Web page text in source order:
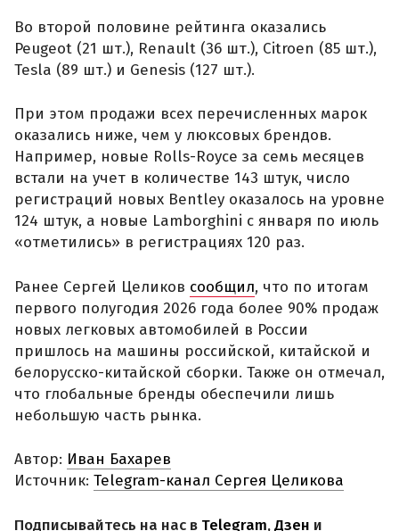
Во второй половине рейтинга оказались
Peugeot (21 шт.), Renault (36 шт.), Citroen (85 шт.),
Tesla (89 шт.) и Genesis (127 шт.).
При этом продажи всех перечисленных марок
оказались ниже, чем у люксовых брендов.
Например, новые Rolls-Royce за семь месяцев
встали на учет в количестве 143 штук, число
регистраций новых Bentley оказалось на уровне
124 штук, а новые Lamborghini с января по июль
«отметились» в регистрациях 120 раз.
Ранее Сергей Целиков сообщил, что по итогам
первого полугодия 2026 года более 90% продаж
новых легковых автомобилей в России
пришлось на машины российской, китайской и
белорусско-китайской сборки. Также он отмечал,
что глобальные бренды обеспечили лишь
небольшую часть рынка.
Автор: Иван Бахарев
Источник: Telegram-канал Сергея Целикова
Подписывайтесь на нас в Telegram,Дзен и